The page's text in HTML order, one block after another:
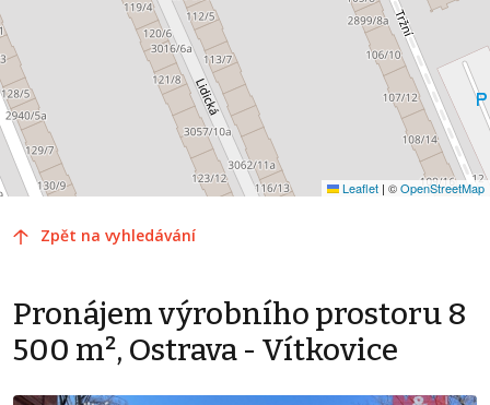
Leaflet | ©OpenStreetMap
Zpět na vyhledávání
Pronájem výrobního prostoru 8
500 m², Ostrava - Vítkovice